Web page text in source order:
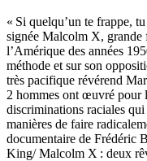
« Si quelqu’un te frappe,
signée Malcolm X, grande
l’Amérique des années
méthode et sur son
très pacifique révérend
2 hommes ont œuvré pour
discriminations raciales
manières de faire
documentaire de Frédéric
King/ Malcolm X : deux